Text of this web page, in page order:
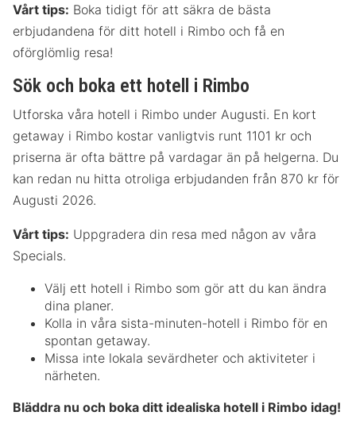
Vårt tips: Boka tidigt för att säkra de bästa
erbjudandena för ditt hotell i Rimbo och få en
oförglömlig resa!
Sök och boka ett hotell i Rimbo
Utforska våra hotell i Rimbo under Augusti. En kort
getaway i Rimbo kostar vanligtvis runt 1101 kr och
priserna är ofta bättre på vardagar än på helgerna. Du
kan redan nu hitta otroliga erbjudanden från 870 kr för
Augusti 2026.
Vårt tips: Uppgradera din resa med någon av våra
Specials.
Välj ett hotell i Rimbo som gör att du kan ändra
dina planer.
Kolla in våra sista-minuten-hotell i Rimbo för en
spontan getaway.
Missa inte lokala sevärdheter och aktiviteter i
närheten.
Bläddra nu och boka ditt idealiska hotell i Rimbo idag!